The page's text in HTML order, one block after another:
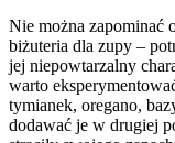
Nie można zapominać
biżuteria dla zupy –
jej niepowtarzalny
warto
tymianek, oregano,
dodawać je w drugiej